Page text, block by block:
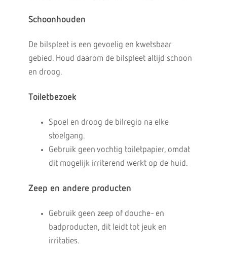
Schoonhouden
De bilspleet is een gevoelig en kwetsbaar
gebied. Houd daarom de bilspleet altijd schoon
en droog.
Toiletbezoek
Spoel en droog de bilregio na elke
stoelgang.
Gebruik geen vochtig toiletpapier, omdat
dit mogelijk irriterend werkt op de huid.
Zeep en andere producten
Gebruik geen zeep of douche- en
badproducten, dit leidt tot jeuk en
irritaties.